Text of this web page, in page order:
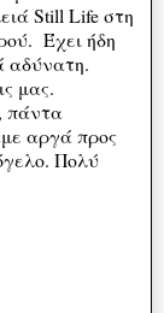
Still Life στη
Έχει ήδη
αδύνατη.
μας.
πάντα
αργά προς
Πολύ